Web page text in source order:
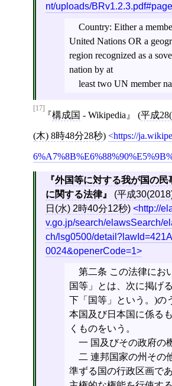
nt/uploads/
Country: Either a
United Nations OR a
region recognized as a
nation by at
least two UN member
[17]
構成国 - Wikipedia (平成
(木) 8時48分28秒) https://
外国等に対する我が国の民
に関する法律
(平成
日(水) 2時40分12秒)
http://
v.go.jp/search/elawsSearch/
ch/lsg0500/
0024&openerCode=1
第二条 この法律にお
国等」とは、次に掲げ
下「国等」という。)の
本国及び日本国に係る
くものをいう。
一 国及びその政府の
二 連邦国家の州その
準ずる国の行政区画であ